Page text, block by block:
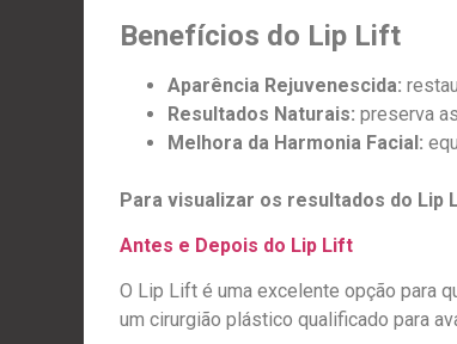
Benefícios do Lip Lift
Aparência Rejuvenescida:
Resultados Naturais: preserva
Melhora da Harmonia Facial:
Para visualizar os resultados do
Antes e Depois do Lip Lift
O Lip Lift é uma excelente opção para
um cirurgião plástico qualificado para